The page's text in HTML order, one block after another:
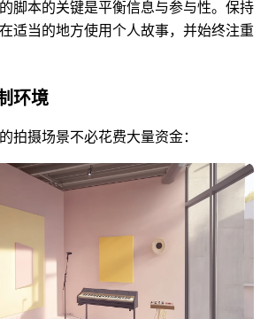
脚本的关键是平衡信息与参与性。保持
适当的地方使用个人故事，并始终注重
环境
拍摄场景不必花费大量资金：